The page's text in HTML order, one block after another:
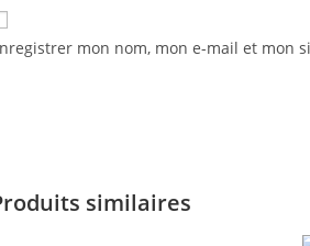
mon nom, mon e-mail et mon
similaires